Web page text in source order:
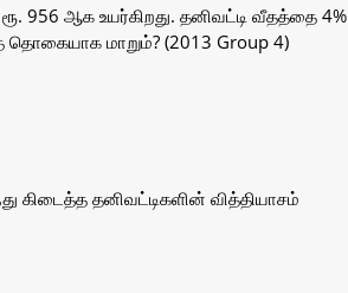
956 ஆக உயர்கிறது. தனிவட்டி வீதத்தை 4%
தொகையாக மாறும்? (2013 Group 4)
கிடைத்த தனிவட்டிகளின் வித்தியாசம்